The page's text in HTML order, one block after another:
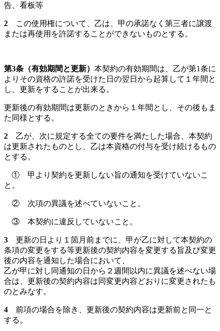
告、看板等
2
この使用権について、乙は、甲の承諾なく第三者に譲渡
または再使用を許諾することができないものとする。
第3条（有効期間と更新） 本契約の有効期間は、乙が第1条に
よりその資格の許諾を受けた日の翌日から起算して１年間と
し、更新をすることが出来る。
更新後の有効期間は更新のときから１年間とし、その後もま
た同様とする。
2 乙が、次に規定する全ての要件を満たした場合、本契約
は更新されたものとし、乙は本資格の付与を受け続けるもの
とする。
① 甲より契約を更新しない旨の通知を受けていないこ
と。
② 次項の異議を述べていないこと。
③ 本契約に違反していないこと。
3 更新の日より１箇月前までに、甲が乙に対して本契約の
条項の変更をする等更新後の契約内容を変更する旨及び変更
後の内容を通知した場合において、
乙が甲に対し同通知の日から２週間以内に異議を述べない場
合は、更新後の契約内容は同変更内容どおりに変更されたも
のとみなす。
4 前項の場合を除き、更新後の契約内容は更新前と同一と
する。